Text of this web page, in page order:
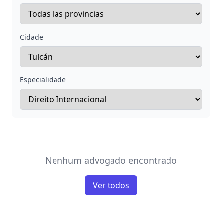
Cidade
Especialidade
Nenhum advogado encontrado
Ver todos